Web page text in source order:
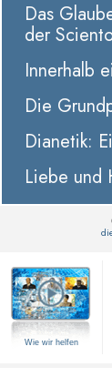
Das
der
Innerhalb
Die
Dianetik:
Liebe und
Wie wir helfen